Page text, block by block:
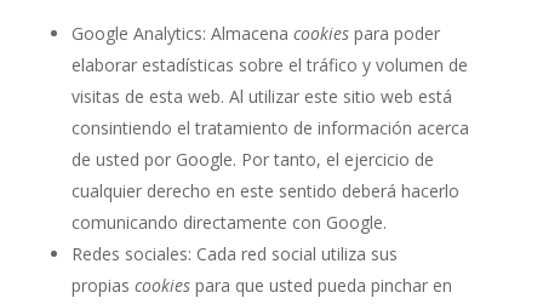
Google Analytics: Almacena cookiespara poder
elaborar estadísticas sobre el tráfico y volumen de
visitas de esta web. Al utilizar este sitio web está
consintiendo el tratamiento de información acerca
de usted por Google. Por tanto, el ejercicio de
cualquier derecho en este sentido deberá hacerlo
comunicando directamente con Google.
Redes sociales: Cada red social utiliza sus
propias cookiespara que usted pueda pinchar en